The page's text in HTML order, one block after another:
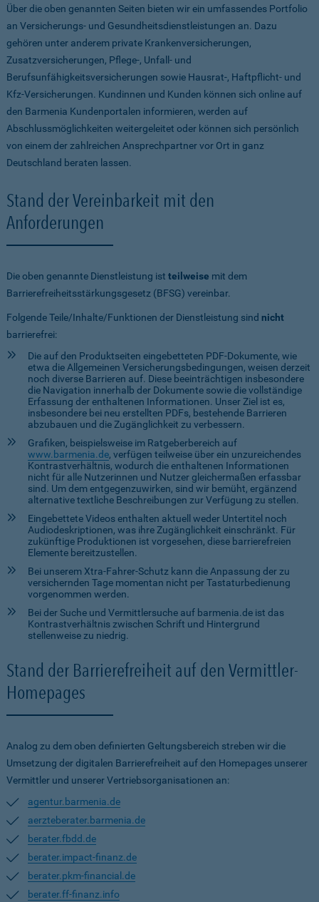
Über die oben genannten Seiten bieten wir ein umfassendes Portfolio
an Versicherungs- und Gesundheitsdienstleistungen an. Dazu
gehören unter anderem private Krankenversicherungen,
Zusatzversicherungen, Pflege-, Unfall- und
Berufsunfähigkeitsversicherungen sowie Hausrat-, Haftpflicht- und
Kfz-Versicherungen. Kundinnen und Kunden können sich online auf
den Barmenia Kundenportalen informieren, werden auf
Abschlussmöglichkeiten weitergeleitet oder können sich persönlich
von einem der zahlreichen Ansprechpartner vor Ort in ganz
Deutschland beraten lassen.
Stand der Vereinbarkeit mit den
Anforderungen
Die oben genannte Dienstleistung ist teilweise mit dem
Barrierefreiheitsstärkungsgesetz (BFSG) vereinbar.
Folgende Teile/Inhalte/Funktionen der Dienstleistung sind nicht
barrierefrei:
Die auf den Produktseiten eingebetteten PDF-Dokumente, wie
etwa die Allgemeinen Versicherungsbedingungen, weisen derzeit
noch diverse Barrieren auf. Diese beeinträchtigen insbesondere
die Navigation innerhalb der Dokumente sowie die vollständige
Erfassung der enthaltenen Informationen. Unser Ziel ist es,
insbesondere bei neu erstellten PDFs, bestehende Barrieren
abzubauen und die Zugänglichkeit zu verbessern.
Grafiken, beispielsweise im Ratgeberbereich auf
www.barmenia.de, verfügen teilweise über ein unzureichendes
Kontrastverhältnis, wodurch die enthaltenen Informationen
nicht für alle Nutzerinnen und Nutzer gleichermaßen erfassbar
sind. Um dem entgegenzuwirken, sind wir bemüht, ergänzend
alternative textliche Beschreibungen zur Verfügung zu stellen.
Eingebettete Videos enthalten aktuell weder Untertitel noch
Audiodeskriptionen, was ihre Zugänglichkeit einschränkt. Für
zukünftige Produktionen ist vorgesehen, diese barrierefreien
Elemente bereitzustellen.
Bei unserem Xtra-Fahrer-Schutz kann die Anpassung der zu
versichernden Tage momentan nicht per Tastaturbedienung
vorgenommen werden.
Bei der Suche und Vermittlersuche auf barmenia.de ist das
Kontrastverhältnis zwischen Schrift und Hintergrund
stellenweise zu niedrig.
Stand der Barrierefreiheit auf den Vermittler-
Homepages
Analog zu dem oben definierten Geltungsbereich streben wir die
Umsetzung der digitalen Barrierefreiheit auf den Homepages unserer
Vermittler und unserer Vertriebsorganisationen an:
agentur.barmenia.de
aerzteberater.barmenia.de
berater.fbdd.de
berater.impact-finanz.de
berater.pkm-financial.de
berater.ff-finanz.info